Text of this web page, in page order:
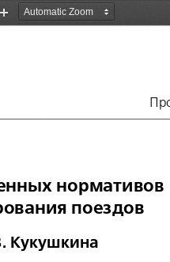
Zoom
нормативов
поездов
Кукушкина